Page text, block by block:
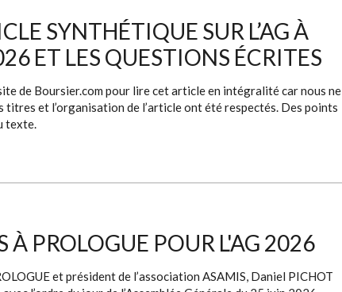
SYNTHÉTIQUE SUR L’AG À
ET LES QUESTIONS ÉCRITES
de Boursier.com pour lire cet article en intégralité car nous ne
titres et l’organisation de l’article ont été respectés. Des points
texte.
À PROLOGUE POUR L'AG 2026
et président de l’association ASAMIS, Daniel PICHOT